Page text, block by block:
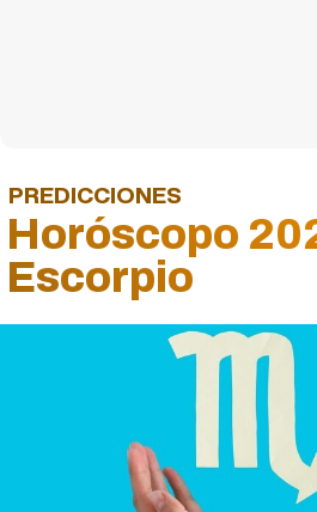
PREDICCIONES
Horóscopo
Escorpio